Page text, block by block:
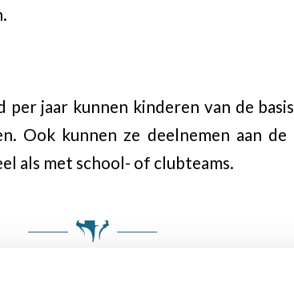
jaar kunnen kinderen van de
Ook kunnen ze deelnemen aan
als met school- of clubteams.